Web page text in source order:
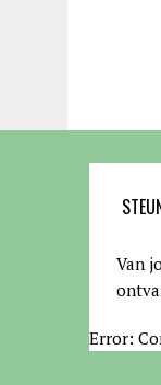
Van
Error: